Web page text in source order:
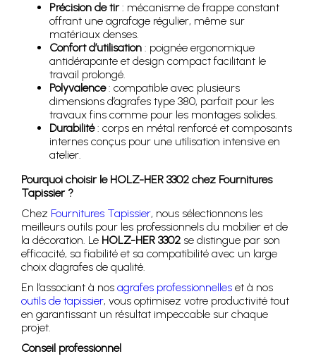
Précision de tir: mécanisme de frappe constant
offrant une agrafage régulier, même sur
matériaux denses.
Confort d’utilisation : poignée ergonomique
antidérapante et design compact facilitant le
travail prolongé.
Polyvalence: compatible avec plusieurs
dimensions d’agrafes type 380, parfait pour les
travaux fins comme pour les montages solides.
Durabilité: corps en métal renforcé et composants
internes conçus pour une utilisation intensive en
atelier.
Pourquoi choisir le HOLZ-HER 3302 chez Fournitures
Tapissier ?
Chez Fournitures Tapissier, nous sélectionnons les
meilleurs outils pour les professionnels du mobilier et de
la décoration. Le HOLZ-HER 3302 se distingue par son
efficacité, sa fiabilité et sa compatibilité avec un large
choix d’agrafes de qualité.
En l’associant à nos agrafes professionnelles et à nos
outils de tapissier, vous optimisez votre productivité tout
en garantissant un résultat impeccable sur chaque
projet.
Conseil professionnel